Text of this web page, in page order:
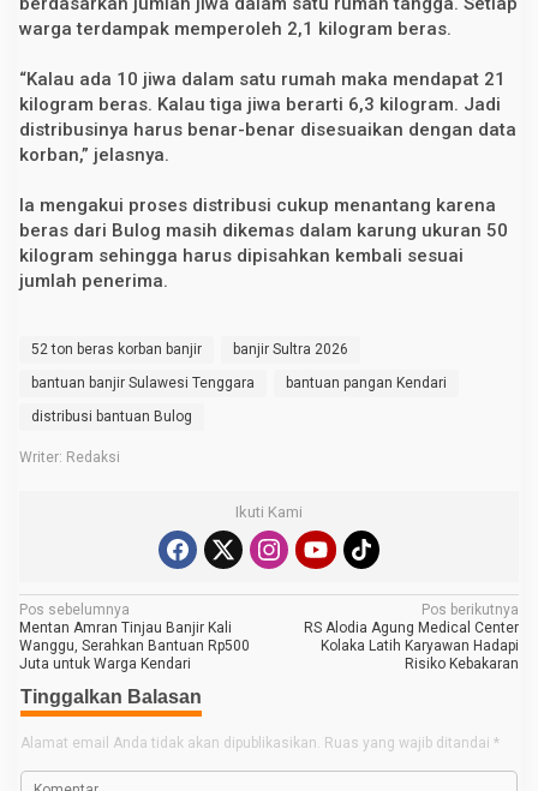
warga terdampak memperoleh 2,1 kilogram beras.
“Kalau ada 10 jiwa dalam satu rumah maka mendapat 21
kilogram beras. Kalau tiga jiwa berarti 6,3 kilogram. Jadi
distribusinya harus benar-benar disesuaikan dengan data
korban,” jelasnya.
Ia mengakui proses distribusi cukup menantang karena
beras dari Bulog masih dikemas dalam karung ukuran 50
kilogram sehingga harus dipisahkan kembali sesuai
jumlah penerima.
52 ton beras korban banjir
banjir Sultra 2026
bantuan banjir Sulawesi Tenggara
bantuan pangan Kendari
distribusi bantuan Bulog
Writer: Redaksi
Ikuti Kami
N
a
v
i
g
a
Pos sebelumnya
Mentan Amran Tinjau Banjir Kali
Wanggu, Serahkan Bantuan Rp500
Juta untuk Warga Kendari
Pos berikutnya
RS Alodia Agung Medical Center
Kolaka Latih Karyawan Hadapi
Risiko Kebakaran
Tinggalkan Balasan
Alamat email Anda tidak akan dipublikasikan. Ruas yang wajib ditandai *